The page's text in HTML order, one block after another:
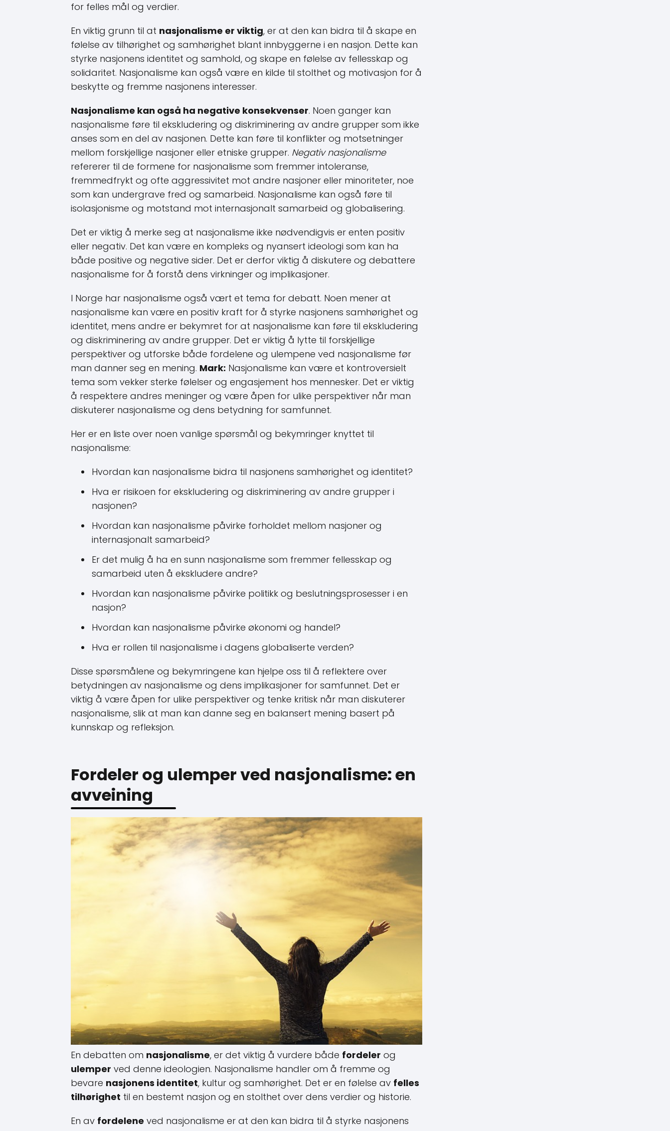
for felles mål og verdier.
En viktig grunn til at nasjonalisme er viktig, er at den kan bidra til å skape en
følelse av tilhørighet og samhørighet blant innbyggerne i en nasjon. Dette kan
styrke nasjonens identitet og samhold, og skape en følelse av fellesskap og
solidaritet. Nasjonalisme kan også være en kilde til stolthet og motivasjon for å
beskytte og fremme nasjonens interesser.
Nasjonalisme kan også ha negative konsekvenser. Noen ganger kan
nasjonalisme føre til ekskludering og diskriminering av andre grupper som ikke
anses som en del av nasjonen. Dette kan føre til konflikter og motsetninger
mellom forskjellige nasjoner eller etniske grupper. Negativ nasjonalisme
refererer til de formene for nasjonalisme som fremmer intoleranse,
fremmedfrykt og ofte aggressivitet mot andre nasjoner eller minoriteter, noe
som kan undergrave fred og samarbeid. Nasjonalisme kan også føre til
isolasjonisme og motstand mot internasjonalt samarbeid og globalisering.
Det er viktig å merke seg at nasjonalisme ikke nødvendigvis er enten positiv
eller negativ. Det kan være en kompleks og nyansert ideologi som kan ha
både positive og negative sider. Det er derfor viktig å diskutere og debattere
nasjonalisme for å forstå dens virkninger og implikasjoner.
I Norge har nasjonalisme også vært et tema for debatt. Noen mener at
nasjonalisme kan være en positiv kraft for å styrke nasjonens samhørighet og
identitet, mens andre er bekymret for at nasjonalisme kan føre til ekskludering
og diskriminering av andre grupper. Det er viktig å lytte til forskjellige
perspektiver og utforske både fordelene og ulempene ved nasjonalisme før
man danner seg en mening. Mark: Nasjonalisme kan være et kontroversielt
tema som vekker sterke følelser og engasjement hos mennesker. Det er viktig
å respektere andres meninger og være åpen for ulike perspektiver når man
diskuterer nasjonalisme og dens betydning for samfunnet.
Her er en liste over noen vanlige spørsmål og bekymringer knyttet til
nasjonalisme:
Hvordan kan nasjonalisme bidra til nasjonens samhørighet og identitet?
Hva er risikoen for ekskludering og diskriminering av andre grupper i
nasjonen?
Hvordan kan nasjonalisme påvirke forholdet mellom nasjoner og
internasjonalt samarbeid?
Er det mulig å ha en sunn nasjonalisme som fremmer fellesskap og
samarbeid uten å ekskludere andre?
Hvordan kan nasjonalisme påvirke politikk og beslutningsprosesser i en
nasjon?
Hvordan kan nasjonalisme påvirke økonomi og handel?
Hva er rollen til nasjonalisme i dagens globaliserte verden?
Disse spørsmålene og bekymringene kan hjelpe oss til å reflektere over
betydningen av nasjonalisme og dens implikasjoner for samfunnet. Det er
viktig å være åpen for ulike perspektiver og tenke kritisk når man diskuterer
nasjonalisme, slik at man kan danne seg en balansert mening basert på
kunnskap og refleksjon.
Fordeler og ulemper ved nasjonalisme: en
avveining
En debatten om nasjonalisme, er det viktig å vurdere både fordeler og
ulemper ved denne ideologien. Nasjonalisme handler om å fremme og
bevare nasjonens identitet, kultur og samhørighet. Det er en følelse av felles
tilhørighet til en bestemt nasjon og en stolthet over dens verdier og historie.
En av fordelene ved nasjonalisme er at den kan bidra til å styrke nasjonens